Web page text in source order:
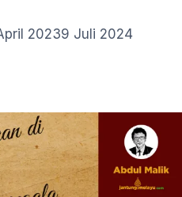
20239 Juli 2024